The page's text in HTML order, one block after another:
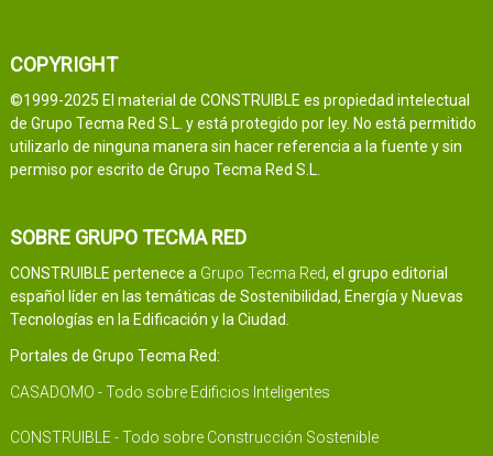
COPYRIGHT
©1999-2025 El material de CONSTRUIBLE es propiedad intelectual
de Grupo Tecma Red S.L. y está protegido por ley. No está permitido
utilizarlo de ninguna manera sin hacer referencia a la fuente y sin
permiso por escrito de Grupo Tecma Red S.L.
SOBRE GRUPO TECMA RED
CONSTRUIBLE pertenece a Grupo Tecma Red, el grupo editorial
español líder en las temáticas de Sostenibilidad, Energía y Nuevas
Tecnologías en la Edificación y la Ciudad.
Portales de Grupo Tecma Red:
CASADOMO - Todo sobre Edificios Inteligentes
CONSTRUIBLE - Todo sobre Construcción Sostenible